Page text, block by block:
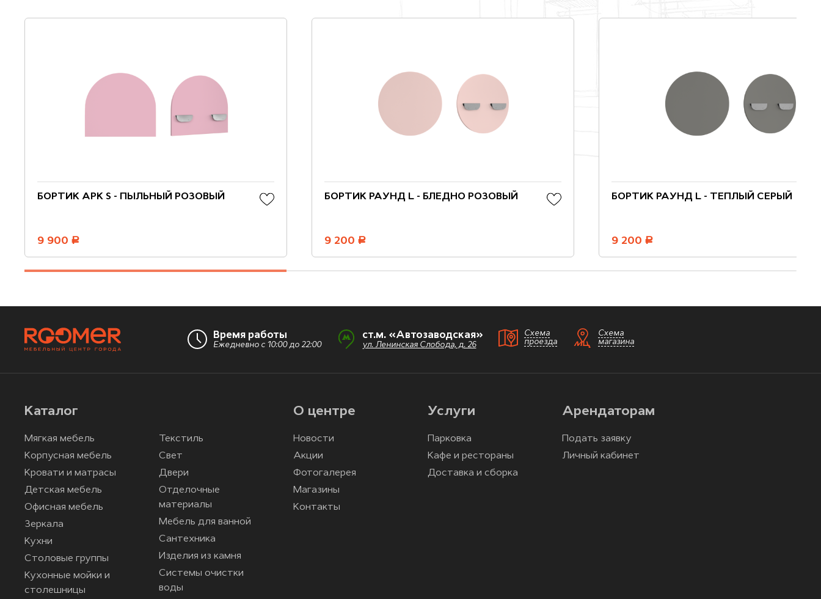
БОРТИК АРК S - ПЫЛЬНЫЙ РОЗОВЫЙ
9 900 руб.
БОРТИК РАУНД L - БЛЕДНО РОЗОВЫЙ
9 200 руб.
БОРТИК РАУНД L - ТЕПЛЫЙ СЕРЫЙ
9 200 руб.
Время работы
Ежедневно с 10:00 до 22:00
ст.м. «Автозаводская»
ул. Ленинская Слобода, д. 26
Схема
проезда
Схема
магазина
Каталог
Мягкая мебель
Корпусная мебель
Кровати и матрасы
Детская мебель
Офисная мебель
Зеркала
Кухни
Столовые группы
Кухонные мойки и
столешницы
Текстиль
Свет
Двери
Отделочные
материалы
Мебель для ванной
Сантехника
Изделия из камня
Системы очистки
воды
О центре
Новости
Акции
Фотогалерея
Магазины
Контакты
Услуги
Парковка
Кафе и рестораны
Доставка и сборка
Арендаторам
Подать заявку
Личный кабинет